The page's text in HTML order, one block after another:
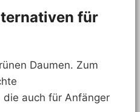
für
Daumen. Zum
die auch für Anfänger